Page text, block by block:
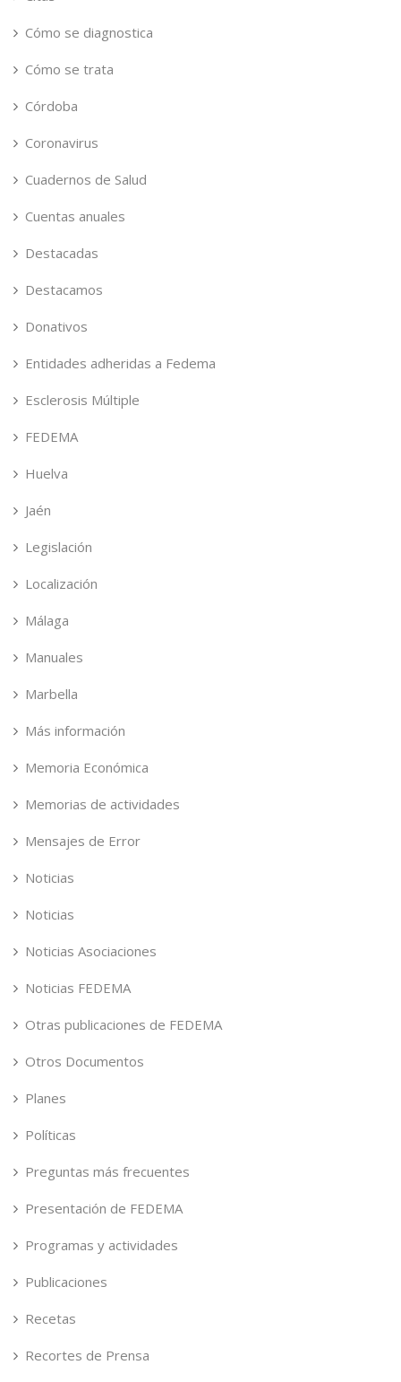
Cómo se diagnostica
Cómo se trata
Córdoba
Coronavirus
Cuadernos de Salud
Cuentas anuales
Destacadas
Destacamos
Donativos
Entidades adheridas a Fedema
Esclerosis Múltiple
FEDEMA
Huelva
Jaén
Legislación
Localización
Málaga
Manuales
Marbella
Más información
Memoria Económica
Memorias de actividades
Mensajes de Error
Noticias
Noticias
Noticias Asociaciones
Noticias FEDEMA
Otras publicaciones de FEDEMA
Otros Documentos
Planes
Políticas
Preguntas más frecuentes
Presentación de FEDEMA
Programas y actividades
Publicaciones
Recetas
Recortes de Prensa